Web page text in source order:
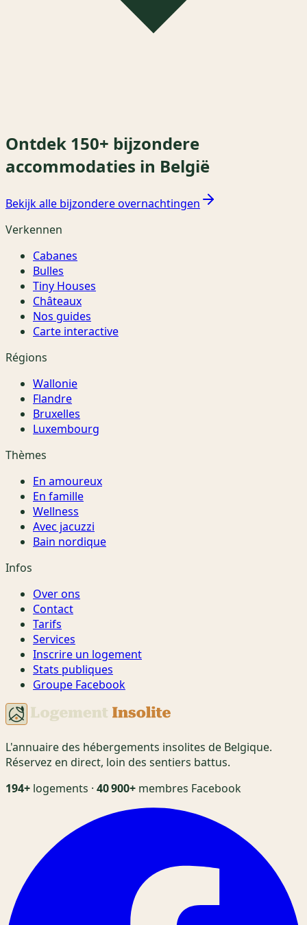
Ontdek 150+ bijzondere
accommodaties in België
Bekijk alle bijzondere overnachtingen
Verkennen
Cabanes
Bulles
Tiny Houses
Châteaux
Nos guides
Carte interactive
Régions
Wallonie
Flandre
Bruxelles
Luxembourg
Thèmes
En amoureux
En famille
Wellness
Avec jacuzzi
Bain nordique
Infos
Over ons
Contact
Tarifs
Services
Inscrire un logement
Stats publiques
Groupe Facebook
L'annuaire des hébergements insolites de Belgique.
Réservez en direct, loin des sentiers battus.
194+ logements · 40 900+ membres Facebook